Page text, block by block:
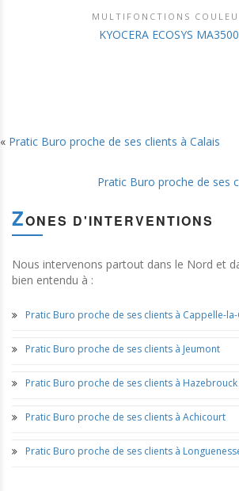
DÉCOUVRIR CE
MULTIFONCTIONS
KYOCERA ECOSYS
« Pratic Buro proche de ses clients à Calais
Pratic Buro proche de ses
ZONES D'INTERVENTIONS
Nous intervenons partout dans le Nord et
bien entendu à :
Pratic Buro proche de ses clients à Cappelle-
Pratic Buro proche de ses clients à Jeumont
Pratic Buro proche de ses clients à Hazebrouck
Pratic Buro proche de ses clients à Achicourt
Pratic Buro proche de ses clients à